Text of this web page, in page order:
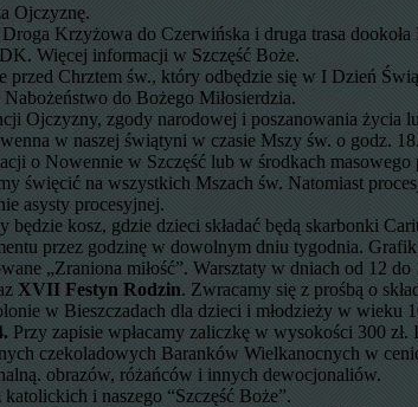
Ojczyznę.
Krzyżowa do Czerwińska i druga trasa
Więcej informacji w Szczęść Boże.
przed Chrztem św., który odbędzie się w I Dzień
do Bożego Miłosierdzia.
Ojczyzny, zgody narodowej i poszanowania
w naszej świątyni w czasie Mszy św. o
o Nowennie w Szczęść lub w środkach masowego
święcić na wszystkich Mszach św. Natomiast
asysty procesyjnej.
kosz, gdzie dzieci składać będą skarbonki
przez godzinę w dowolnym dniu tygodnia.
„Zraniona miłość”. Warsztaty w dniach od 12
XVII Festyn Rodzin. Zwracamy się z prośbą o
w Bieszczadach dla dzieci i młodzieży w
Przy zapisie wpłacamy zaliczkę w wysokości 300 zł.
czekoladowych Baranków Wielkanocnych w
obrazów, różańców i innych dewocjonaliów.
i naszego “Szczęść Boże”.